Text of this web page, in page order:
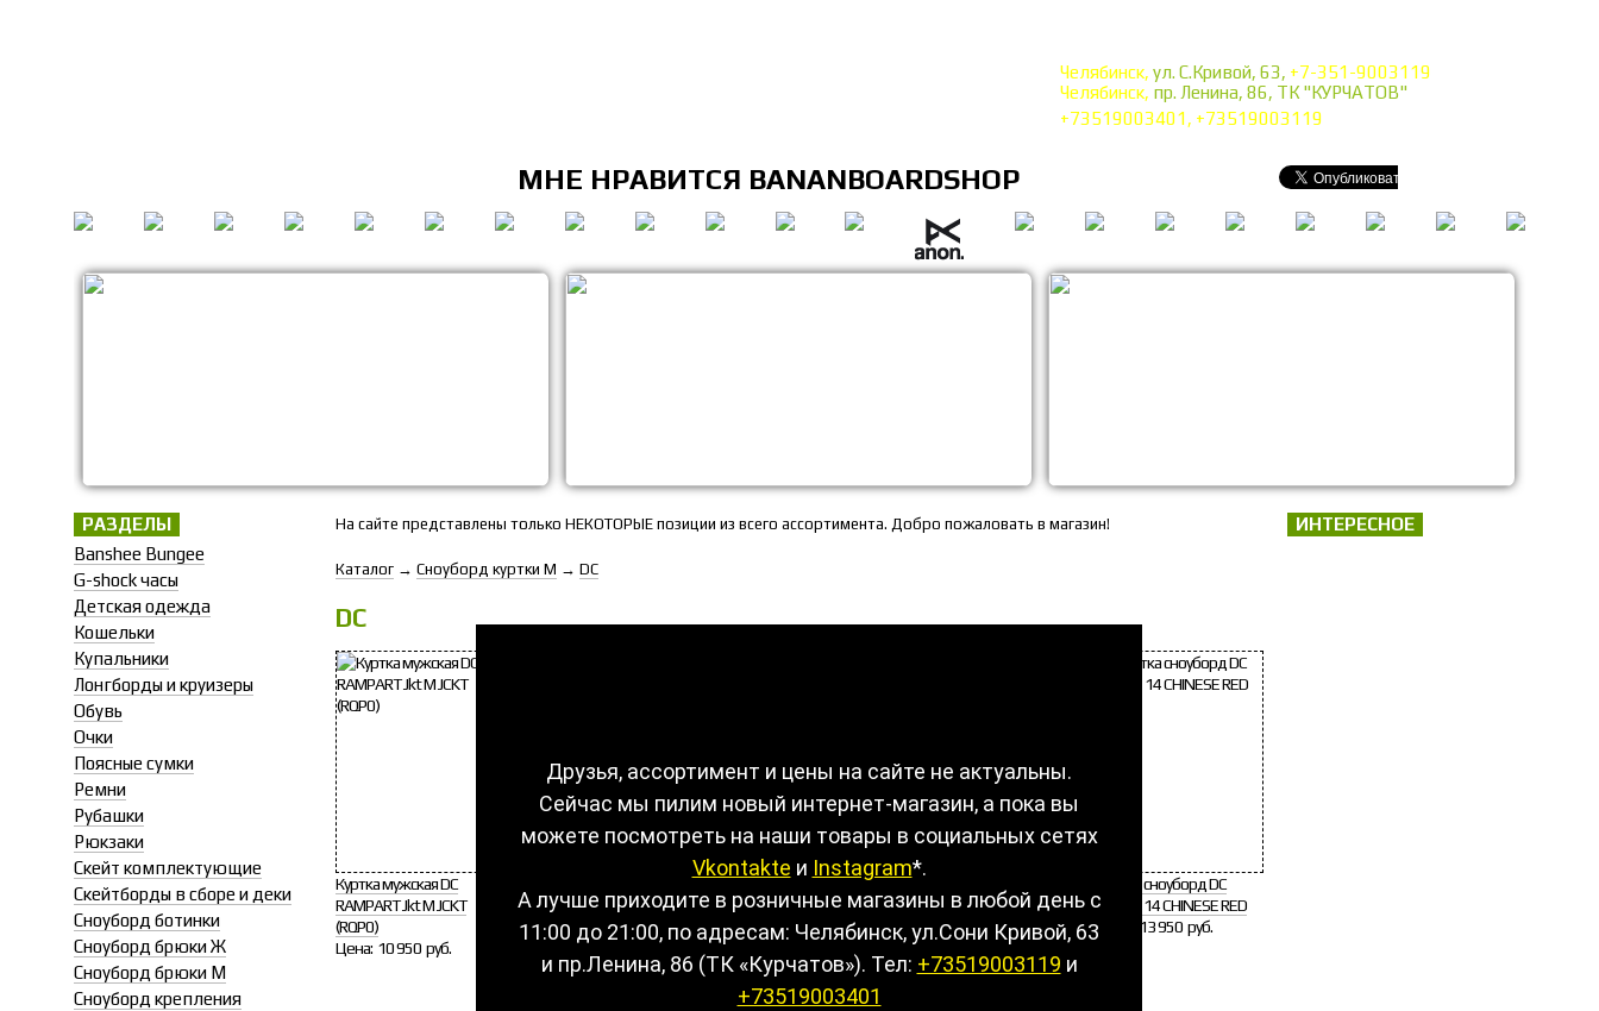
Челябинск, ул. С.Кривой, 63, +7-351-9003119
Челябинск, пр. Ленина, 86, ТК "КУРЧАТОВ"
+73519003401, +73519003119
МНЕ НРАВИТСЯ BANANBOARDSHOP
На сайте представлены только НЕКОТОРЫЕ позиции из всего ассортимента. Добро пожаловать в магазин!
Каталог → Сноуборд куртки М → DC
DC
Куртка мужская DC
RAMPART Jkt M JCKT
(RQP0)
Цена: 10 950 руб.
Куртка сноуборд DC DCLA
Jkt M SNJT (KVJ0)
Цена:12 950 руб.
Куртка сноуборд DC
REALITY
Цена:7 650 руб.
Куртка сноуборд DC
SERVO 13
Цена:8 980 руб.
Куртка сноуборд DC
STAGE 14 CHINESE RED
Цена:
13 950 руб.
РАЗДЕЛЫ
Banshee Bungee
G-shock часы
Детская одежда
Кошельки
Купальники
Лонгборды и круизеры
Обувь
Очки
Поясные сумки
Ремни
Рубашки
Рюкзаки
Скейт комплектующие
Скейтборды в сборе и деки
Сноуборд ботинки
Сноуборд брюки Ж
Сноуборд брюки М
Сноуборд крепления
ИНТЕРЕСНОЕ
Друзья, ассортимент и цены на сайте не актуальны.
Сейчас мы пилим новый интернет-магазин, а пока вы
можете посмотреть на наши товары в социальных сетях
Vkontakte и Instagram*.
А лучше приходите в розничные магазины в любой день с
11:00 до 21:00, по адресам: Челябинск, ул.Сони Кривой, 63
и пр.Ленина, 86 (ТК «Курчатов»). Тел: +73519003119 и
+73519003401